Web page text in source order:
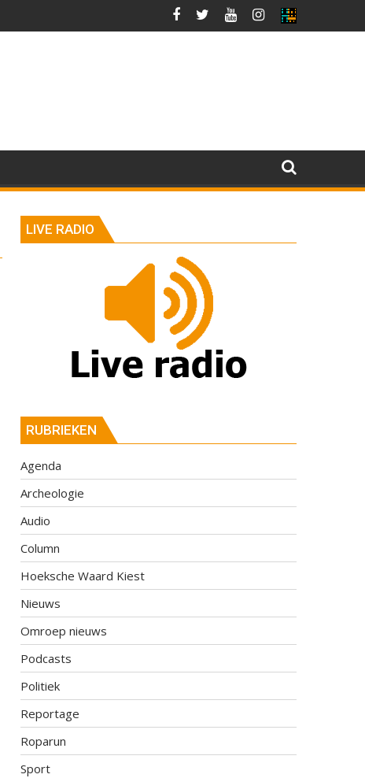
LIVE RADIO
RUBRIEKEN
Agenda
Archeologie
Audio
Column
Hoeksche Waard Kiest
Nieuws
Omroep nieuws
Podcasts
Politiek
Reportage
Roparun
Sport